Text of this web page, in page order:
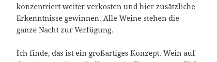
konzentriert weiter verkosten und hier zusätzliche
Erkenntnisse gewinnen. Alle Weine stehen die
ganze Nacht zur Verfügung.
Ich finde, das ist ein großartiges Konzept. Wein auf